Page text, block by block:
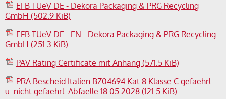
EFB TUeV DE - Dekora Packaging & PRG Recycling
GmbH (502.9 KiB)
EFB TUeV DE - EN - Dekora Packaging & PRG Recycling
GmbH (251.3 KiB)
PAV Rating Certificate mit Anhang (571.5 KiB)
PRA Bescheid Italien BZ04694 Kat 8 Klasse C gefaehrl.
u. nicht gefaehrl. Abfaelle 18.05.2028 (121.5 KiB)